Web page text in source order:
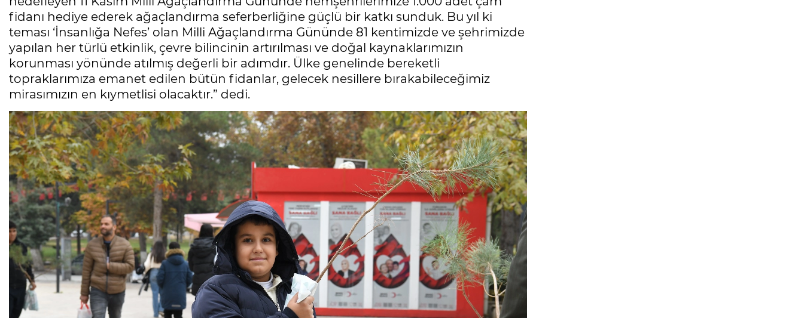
fidanı hediye ederek ağaçlandırma seferberliğine güçlü bir katkı sunduk. Bu yıl ki
teması ‘İnsanlığa Nefes’ olan Milli Ağaçlandırma Gününde 81 kentimizde ve şehrimizde
yapılan her türlü etkinlik, çevre bilincinin artırılması ve doğal kaynaklarımızın
korunması yönünde atılmış değerli bir adımdır. Ülke genelinde bereketli
topraklarımıza emanet edilen bütün fidanlar, gelecek nesillere bırakabileceğimiz
mirasımızın en kıymetlisi olacaktır.” dedi.